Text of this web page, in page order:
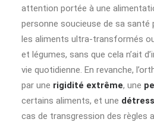
attention portée à une
personne soucieuse de sa santé
les aliments ultra-transformés
et légumes, sans que cela n’ait
vie quotidienne. En revanche,
par une rigidité extrême, une
certains aliments, et une
cas de transgression des règles